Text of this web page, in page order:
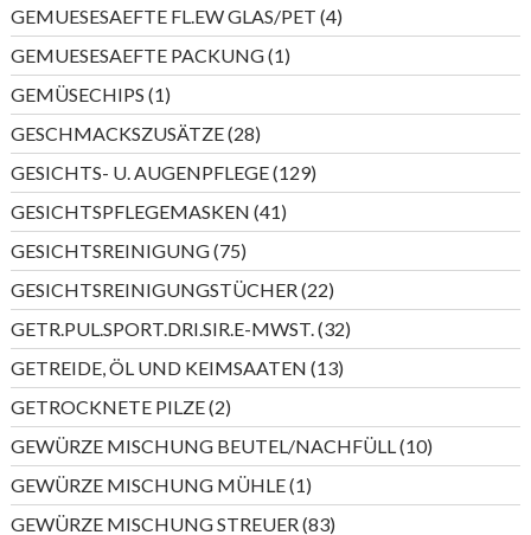
GEMUESESAEFTE FL.EW GLAS/PET 44
Produkte
GEMUESESAEFTE PACKUNG 11
Produkt
GEMÜSECHIPS 11
Produkt
GESCHMACKSZUSÄTZE 2828
Produkte
GESICHTS- U. AUGENPFLEGE 129129
Produkte
GESICHTSPFLEGEMASKEN 4141
Produkte
GESICHTSREINIGUNG 7575
Produkte
GESICHTSREINIGUNGSTÜCHER 2222
Produkte
GETR.PUL.SPORT.DRI.SIR.E-MWST. 3232
Produkte
GETREIDE, ÖL UND KEIMSAATEN 1313
Produkte
GETROCKNETE PILZE 22
Produkte
GEWÜRZE MISCHUNG BEUTEL/NACHFÜLL 1010
Produkte
GEWÜRZE MISCHUNG MÜHLE 11
Produkt
GEWÜRZE MISCHUNG STREUER 8383